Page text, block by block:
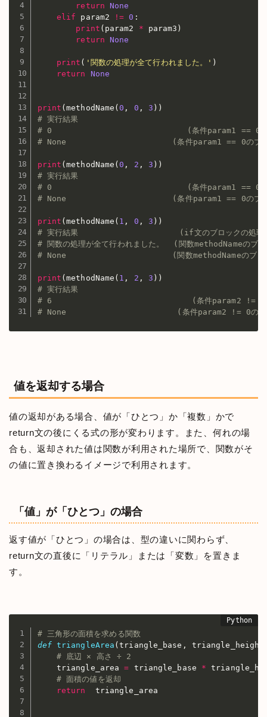
return
None
elif param2 != 0 :
print ( param2 * param3 )
return
None
print ( '関数の処理が全て行われました。' )
return
None
print (methodName (0 , 0 , 3 ) )
# 実行結果
# 0                            (条件param1 == 0のブロ
# None                      (条件param1 == 0のブロック
print (methodName (0 , 2 , 3 ) )
# 実行結果
# 0                            (条件param1 == 0のブロ
# None                      (条件param1 == 0のブロック
print (methodName ( 1 , 0 , 3 ) )
# 実行結果                     (if文のブロックの処理は
# 関数の処理が全て行われました。  (関数methodNameのブ
# None                      (関数methodNameのブロック
print (methodName ( 1 , 2 , 3 ) )
# 実行結果
# 6                             (条件param2 != 0のブ
# None                       (条件param2 != 0のブロッ
値を返却する場合
値の返却がある場合、値が「ひとつ」か「複数」かで
return文の後にくる式の形が変わります。また、何れの場
合も、返却された値は関数が利用された場所で、関数がそ
の値に置き換わるイメージで利用されます。
「値」が「ひとつ」の場合
返す値が「ひとつ」の場合は、型の違いに関わらず、
return文の直後に「リテラル」または「変数」を置きま
す。
# 三角形の面積を求める関数
def triangleArea (triangle_base , triangle_height
# 底辺 × 高さ ÷ 2
    triangle_area
= triangle_base *
# 面積の値を返却
return
  triangle_area